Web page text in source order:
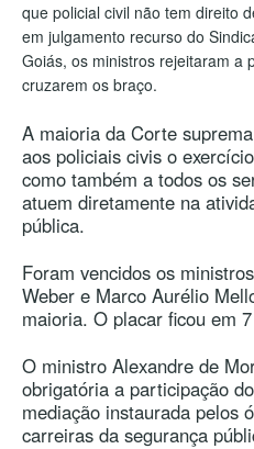
que policial civil não tem direito
em julgamento recurso do
Goiás, os ministros rejeitaram a
cruzarem os braço.
A maioria da Corte
aos policiais civis o
como também a todos os
atuem diretamente na
pública.
Foram vencidos os
Weber e Marco Aurélio
maioria. O placar ficou em
O ministro Alexandre de
obrigatória a participação
mediação instaurada pelos
carreiras da segurança